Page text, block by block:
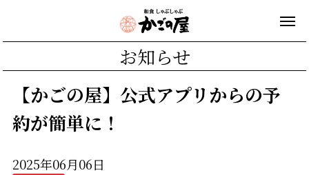
お知らせ
【かごの屋】公式アプリからの予
約が簡単に！
2025年06月06日